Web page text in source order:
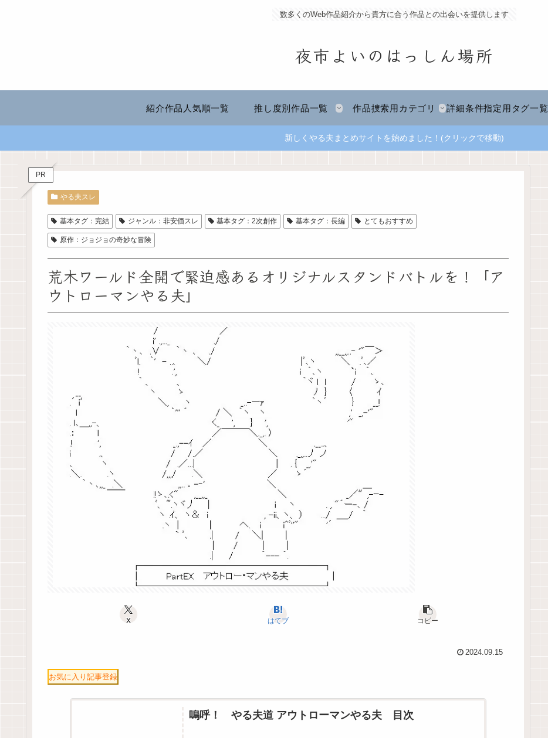
数多くのWeb作品紹介から貴方に合う作品との出会いを提供します
夜市よいのはっしん場所
紹介作品人気順一覧 推し度別作品一覧 作品捜索用カテゴリ 詳細条件指定用タグ一覧
新しくやる夫まとめサイトを始めました！(クリックで移動)
PR
やる夫スレ
基本タグ：完結 ジャンル：非安価スレ 基本タグ：2次創作 基本タグ：長編 とてもおすすめ
原作：ジョジョの奇妙な冒険
荒木ワールド全開で緊迫感あるオリジナルスタンドバトルを！「ア
ウトローマンやる夫」
X はてブ コピー
2024.09.15
お気に入り記事登録
嗚呼！ やる夫道 アウトローマンやる夫 目次